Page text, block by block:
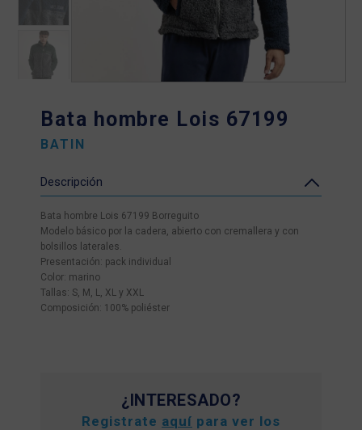
Bata hombre Lois 67199
BATIN
Descripción
Bata hombre Lois 67199 Borreguito
Modelo básico por la cadera, abierto con cremallera y con
bolsillos laterales.
Presentación: pack individual
Color: marino
Tallas: S, M, L, XL y XXL
Composición: 100% poliéster
¿INTERESADO?
Registrate aquí para ver los